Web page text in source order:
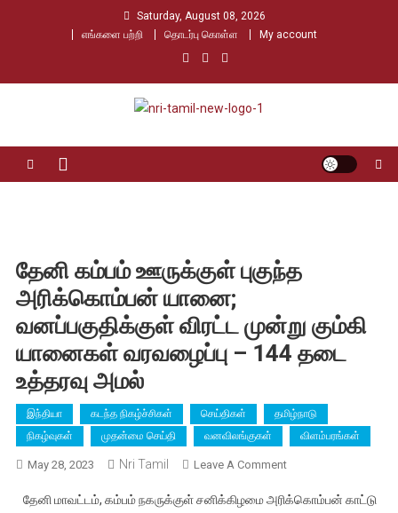
Saturday, August 08, 2026
எங்களை பற்றி
தொடர்பு கொள்ள My account
Nri Tamil
தேனி கம்பம் ஊருக்குள் புகுந்த
அரிக்கொம்பன் யானை;
வனப்பகுதிக்குள் விரட்ட முன்று கும்கி
யானைகள் வரவழைப்பு – 144 தடை
உத்தரவு அமல்
இந்தியா கடந்த நிகழ்ச்சிகள் செய்திகள்
தமிழ்நாடு
நிகழ்வுகள்
முதன்மை செய்தி வனவிலங்குகள் விளம்பரங்கள்
May 28, 2023 Nri Tamil Leave A CommentOn
கம்பம்
தேனி மாவட்டம், கம்பம் நகருக்குள் சனிக்கிழமை அரிக்கொம்பன் காட்டு